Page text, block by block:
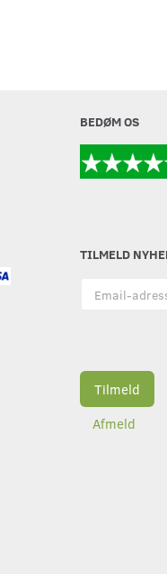
BEDØM OS
TILMELD
adresse
Tilmeld
Afmeld